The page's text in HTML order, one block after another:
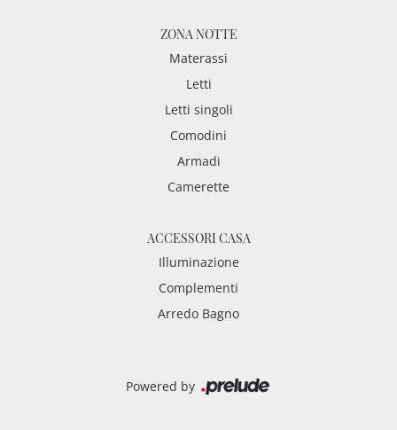
ZONA NOTTE
Materassi
Letti
Letti singoli
Comodini
Armadi
Camerette
ACCESSORI CASA
Illuminazione
Complementi
Arredo Bagno
Powered by